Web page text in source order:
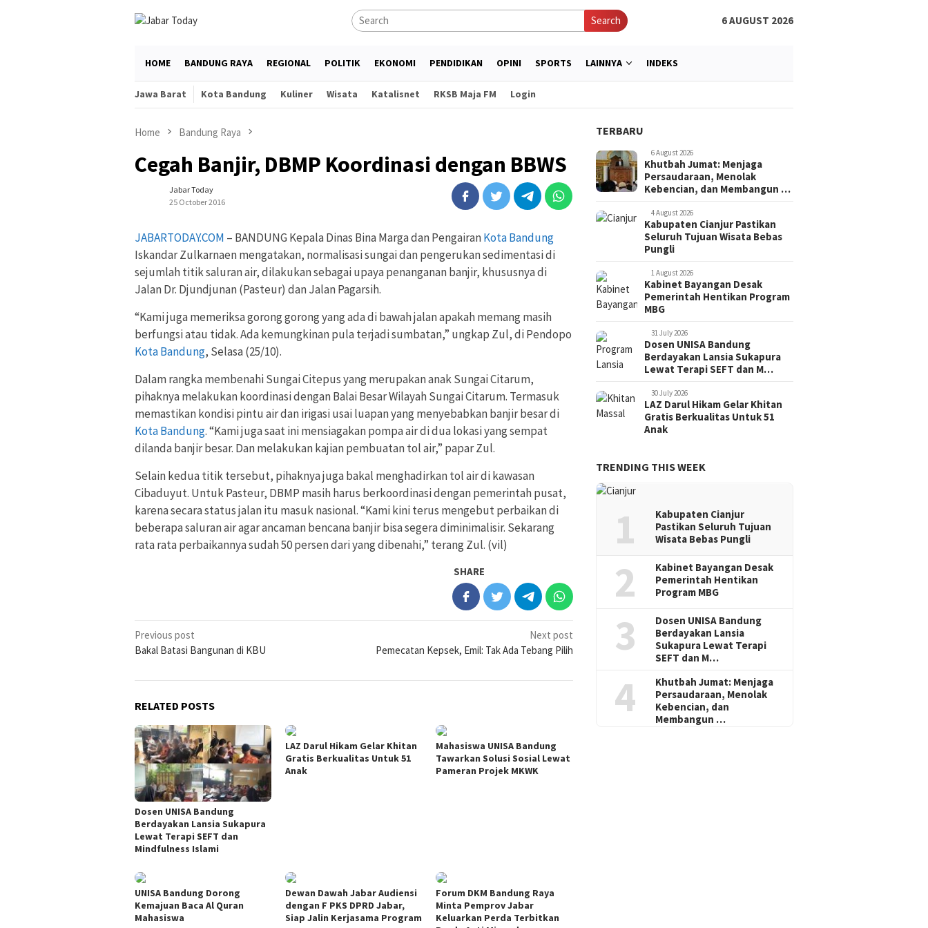
Search 6 AUGUST 2026
HOME BANDUNG RAYA REGIONAL POLITIK EKONOMI PENDIDIKAN OPINI SPORTS LAINNYA INDEKS
Jawa Barat Kota Bandung Kuliner Wisata Katalisnet RKSB Maja FM Login
Home Bandung Raya
Cegah Banjir, DBMP Koordinasi dengan BBWS
Jabar Today
25 October 2016
JABARTODAY.COM – BANDUNG Kepala Dinas Bina Marga dan PengairanKota Bandung
Iskandar Zulkarnaen mengatakan, normalisasi sungai dan pengerukan sedimentasi di
sejumlah titik saluran air, dilakukan sebagai upaya penanganan banjir, khususnya di
Jalan Dr. Djundjunan (Pasteur) dan Jalan Pagarsih.
“Kami juga memeriksa gorong gorong yang ada di bawah jalan apakah memang masih
berfungsi atau tidak. Ada kemungkinan pula terjadi sumbatan,” ungkap Zul, di Pendopo
Kota Bandung, Selasa (25/10).
Dalam rangka membenahi Sungai Citepus yang merupakan anak Sungai Citarum,
pihaknya melakukan koordinasi dengan Balai Besar Wilayah Sungai Citarum. Termasuk
memastikan kondisi pintu air dan irigasi usai luapan yang menyebabkan banjir besar di
Kota Bandung. “Kami juga saat ini mensiagakan pompa air di dua lokasi yang sempat
dilanda banjir besar. Dan melakukan kajian pembuatan tol air,” papar Zul.
Selain kedua titik tersebut, pihaknya juga bakal menghadirkan tol air di kawasan
Cibaduyut. Untuk Pasteur, DBMP masih harus berkoordinasi dengan pemerintah pusat,
karena secara status jalan itu masuk nasional. “Kami kini terus mengebut perbaikan di
beberapa saluran air agar ancaman bencana banjir bisa segera diminimalisir. Sekarang
rata rata perbaikannya sudah 50 persen dari yang dibenahi,” terang Zul. (vil)
SHARE
Post
navigation
Previous post
Bakal Batasi Bangunan di KBU
Next post
Pemecatan Kepsek, Emil: Tak Ada Tebang Pilih
RELATED POSTS
Dosen UNISA Bandung
Berdayakan Lansia Sukapura
Lewat Terapi SEFT dan
Mindfulness Islami
LAZ Darul Hikam Gelar Khitan
Gratis Berkualitas Untuk 51
Anak
Mahasiswa UNISA Bandung
Tawarkan Solusi Sosial Lewat
Pameran Projek MKWK
UNISA Bandung Dorong
Kemajuan Baca Al Quran
Mahasiswa
Dewan Dawah Jabar Audiensi
dengan F PKS DPRD Jabar,
Siap Jalin Kerjasama Program
Forum DKM Bandung Raya
Minta Pemprov Jabar
Keluarkan Perda Terbitkan
TERBARU
6 August 2026
Khutbah Jumat: Menjaga
Persaudaraan, Menolak
Kebencian, dan Membangun …
4 August 2026
Kabupaten Cianjur Pastikan
Seluruh Tujuan Wisata Bebas
Pungli
1 August 2026
Kabinet Bayangan Desak
Pemerintah Hentikan Program
MBG
31 July 2026
Dosen UNISA Bandung
Berdayakan Lansia Sukapura
Lewat Terapi SEFT dan M…
30 July 2026
LAZ Darul Hikam Gelar Khitan
Gratis Berkualitas Untuk 51
Anak
TRENDING THIS WEEK
1
Kabupaten Cianjur
Pastikan Seluruh Tujuan
Wisata Bebas Pungli
2
Kabinet Bayangan Desak
Pemerintah Hentikan
Program MBG
3
Dosen UNISA Bandung
Berdayakan Lansia
Sukapura Lewat Terapi
SEFT dan M…
4
Khutbah Jumat: Menjaga
Persaudaraan, Menolak
Kebencian, dan
Membangun …